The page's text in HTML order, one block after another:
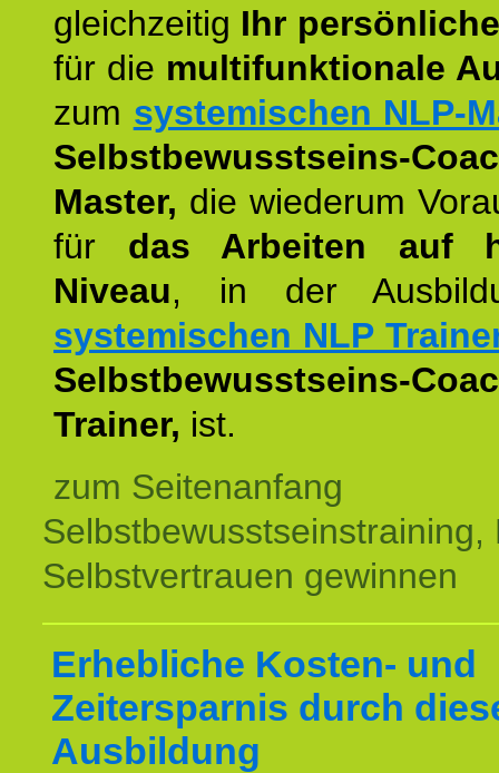
gleichzeitig Ihr
für die multifunktionale
zum systemischen NLP-
Selbstbewusstseins-
Master, die wiederum
für das Arbeiten auf
Niveau, in der
systemischen NLP
Selbstbewusstseins-
Trainer, ist.
zum Seitenanfang
Selbstbewusstseinstraining,
Selbstvertrauen gewinnen
Erhebliche Kosten- und
Zeitersparnis durch
Ausbildung